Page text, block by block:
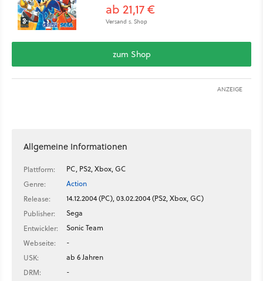
ab 21,17 €
Versand s. Shop
zum Shop
ANZEIGE
Allgemeine Informationen
Plattform:
PC, PS2, Xbox, GC
Genre:
Action
Release:
14.12.2004 (PC), 03.02.2004 (PS2, Xbox, GC)
Publisher:
Sega
Entwickler:
Sonic Team
Webseite:
-
USK:
ab 6 Jahren
DRM:
-